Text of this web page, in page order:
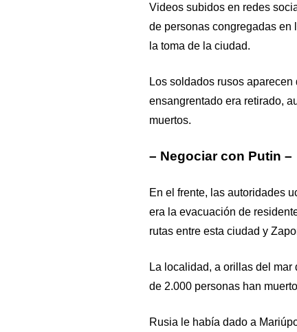
Videos subidos en redes
de personas congregadas en
la toma de la ciudad.
Los soldados rusos
ensangrentado era retirado,
muertos.
– Negociar con Putin –
En el frente, las autoridades
era la evacuación de
rutas entre esta ciudad y
La localidad, a orillas del mar
de 2.000 personas han
Rusia le había dado a